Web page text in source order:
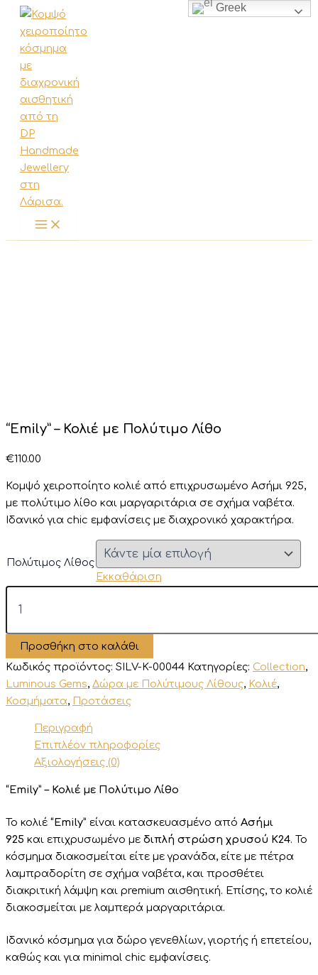
Μετάβαση
στο
περιεχόμενο
“Emily” – Κολιέ με Πολύτιμο Λίθο
€110.00
Κομψό χειροποίητο κολιέ από επιχρυσωμένο Ασήμι 925,
με πολύτιμο λίθο και μαργαριτάρια σε σχήμα ναβέτα.
Ιδανικό για chic εμφανίσεις με διαχρονικό χαρακτήρα.
Πολύτιμος Λίθος
Εκκαθάριση
"Emily"
με
Πολύτιμο
Λίθο
Προσθήκη στο καλάθι
Κωδικός προϊόντος: SILV-K-00044 Κατηγορίες: Collection,
Luminous Gems, Δώρα με Πολύτιμους Λίθους, Κολιέ,
Κοσμήματα, Προτάσεις
Περιγραφή
Επιπλέον πληροφορίες
Αξιολογήσεις (0)
“Emily” – Κολιέ με Πολύτιμο Λίθο
Το κολιέ “Emily” είναι κατασκευασμένο από Ασήμι
925 και επιχρυσωμένο με διπλή στρώση χρυσού Κ24. Το
κόσμημα διακοσμείται είτε με γρανάδα, είτε με πέτρα
λαμπραδορίτη σε σχήμα ναβέτα, και προσθέτει
διακριτική λάμψη και premium αισθητική. Επίσης, το κολιέ
διακοσμείται με λαμπερά μαργαριτάρια.
Ιδανικό κόσμημα για δώρο γενεθλίων, γιορτής ή επετείου,
καθώς και για minimal chic εμφανίσεις.
Greek